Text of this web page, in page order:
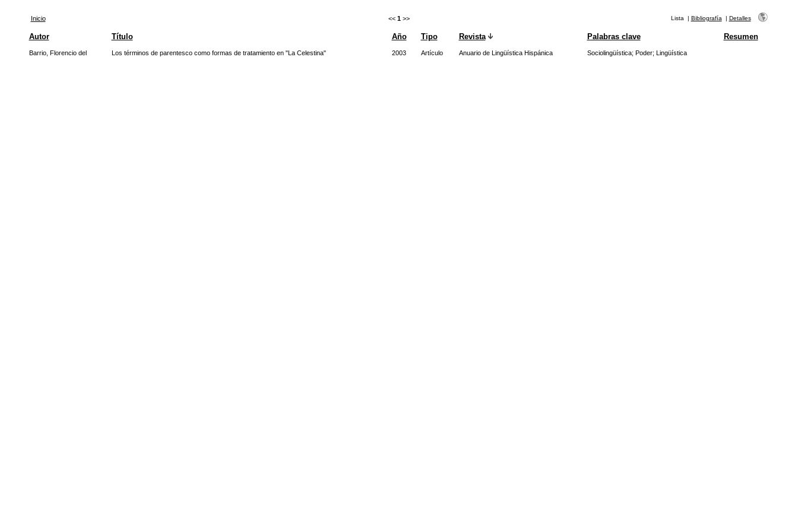
Inicio << 1 >> Lista | Bibliografía | Detalles
Autor Título Año Tipo Revista Palabras clave Resumen
Barrio, Florencio del Los términos de parentesco como formas de tratamiento en "La Celestina" 2003 Artículo Anuario de Lingüística Hispánica Sociolingüística; Poder; Lingüística